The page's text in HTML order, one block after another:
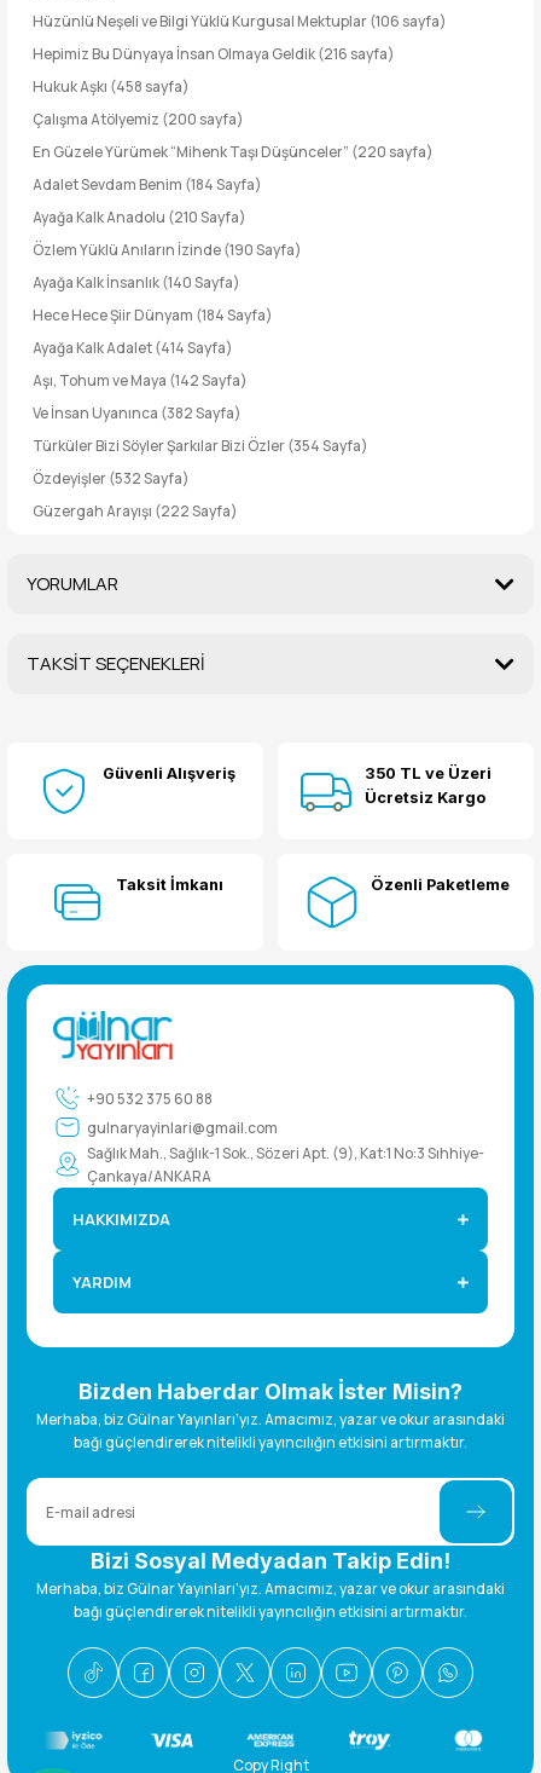
Hüzünlü Neşeli ve Bilgi Yüklü Kurgusal Mektuplar (106 sayfa)
Hepimiz Bu Dünyaya İnsan Olmaya Geldik (216 sayfa)
Hukuk Aşkı (458 sayfa)
Çalışma Atölyemiz (200 sayfa)
En Güzele Yürümek “Mihenk Taşı Düşünceler” (220 sayfa)
Adalet Sevdam Benim (184 Sayfa)
Ayağa Kalk Anadolu (210 Sayfa)
Özlem Yüklü Anıların İzinde (190 Sayfa)
Ayağa Kalk İnsanlık (140 Sayfa)
Hece Hece Şiir Dünyam (184 Sayfa)
Ayağa Kalk Adalet (414 Sayfa)
Aşı, Tohum ve Maya (142 Sayfa)
Ve İnsan Uyanınca (382 Sayfa)
Türküler Bizi Söyler Şarkılar Bizi Özler (354 Sayfa)
Özdeyişler (532 Sayfa)
Güzergah Arayışı (222 Sayfa)
YORUMLAR
Yorum Yaz
TAKSİT SEÇENEKLERİ
Güvenli Alışveriş
350 TL ve Üzeri
Ücretsiz Kargo
Taksit İmkanı Özenli Paketleme
+90 532 375 60 88
gulnaryayinlari@gmail.com
Sağlık Mah., Sağlık-1 Sok., Sözeri Apt. (9), Kat:1 No:3 Sıhhiye-
Çankaya/ANKARA
HAKKIMIZDA
YARDIM
Bizden Haberdar Olmak İster Misin?
Merhaba, biz Gülnar Yayınları’yız. Amacımız, yazar ve okur arasındaki
bağı güçlendirerek nitelikli yayıncılığın etkisini artırmaktır.
Bizi Sosyal Medyadan Takip Edin!
Merhaba, biz Gülnar Yayınları’yız. Amacımız, yazar ve okur arasındaki
bağı güçlendirerek nitelikli yayıncılığın etkisini artırmaktır.
Copy Right